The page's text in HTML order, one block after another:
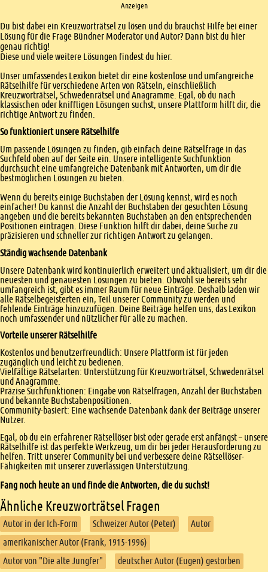
Anzeigen
Einleitung
Du bist dabei ein Kreuzworträtsel zu lösen und du brauchst Hilfe bei einer
Lösung für die Frage Bündner Moderator und Autor? Dann bist du hier
genau richtig!
Diese und viele weitere Lösungen findest du hier.
Unser umfassendes Lexikon bietet dir eine kostenlose und umfangreiche
Rätselhilfe für verschiedene Arten von Rätseln, einschließlich
Kreuzworträtsel, Schwedenrätsel und Anagramme. Egal, ob du nach
klassischen oder kniffligen Lösungen suchst, unsere Plattform hilft dir, die
richtige Antwort zu finden.
So funktioniert unsere Rätselhilfe
Um passende Lösungen zu finden, gib einfach deine Rätselfrage in das
Suchfeld oben auf der Seite ein. Unsere intelligente Suchfunktion
durchsucht eine umfangreiche Datenbank mit Antworten, um dir die
bestmöglichen Lösungen zu bieten.
Wenn du bereits einige Buchstaben der Lösung kennst, wird es noch
einfacher! Du kannst die Anzahl der Buchstaben der gesuchten Lösung
angeben und die bereits bekannten Buchstaben an den entsprechenden
Positionen eintragen. Diese Funktion hilft dir dabei, deine Suche zu
präzisieren und schneller zur richtigen Antwort zu gelangen.
Ständig wachsende Datenbank
Unsere Datenbank wird kontinuierlich erweitert und aktualisiert, um dir die
neuesten und genauesten Lösungen zu bieten. Obwohl sie bereits sehr
umfangreich ist, gibt es immer Raum für neue Einträge. Deshalb laden wir
alle Rätselbegeisterten ein, Teil unserer Community zu werden und
fehlende Einträge hinzuzufügen. Deine Beiträge helfen uns, das Lexikon
noch umfassender und nützlicher für alle zu machen.
Vorteile unserer Rätselhilfe
Kostenlos und benutzerfreundlich: Unsere Plattform ist für jeden
zugänglich und leicht zu bedienen.
Vielfältige Rätselarten: Unterstützung für Kreuzworträtsel, Schwedenrätsel
und Anagramme.
Präzise Suchfunktionen: Eingabe von Rätselfragen, Anzahl der Buchstaben
und bekannte Buchstabenpositionen.
Community-basiert: Eine wachsende Datenbank dank der Beiträge unserer
Nutzer.
Egal, ob du ein erfahrener Rätsellöser bist oder gerade erst anfängst – unsere
Rätselhilfe ist das perfekte Werkzeug, um dir bei jeder Herausforderung zu
helfen. Tritt unserer Community bei und verbessere deine Rätsellöser-
Fähigkeiten mit unserer zuverlässigen Unterstützung.
Fang noch heute an und finde die Antworten, die du suchst!
Ähnliche Kreuzworträtsel Fragen
Autor in der Ich-Form Schweizer Autor (Peter)
Autor
amerikanischer Autor (Frank, 1915-1996)
Autor von "Die alte Jungfer"
deutscher Autor (Eugen) gestorben